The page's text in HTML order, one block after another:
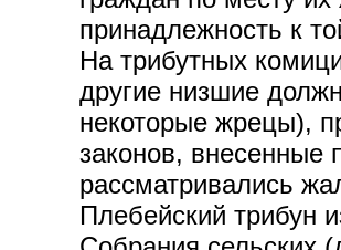
принадлежность к
На трибутных
другие низшие
некоторые жрецы),
законов, внесенные
рассматривались
Плебейский трибун